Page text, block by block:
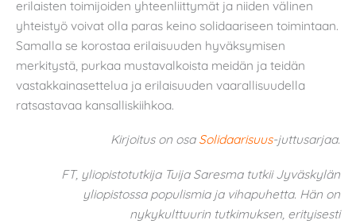
erilaisten toimijoiden yhteenliittymät ja niiden välinen
yhteistyö voivat olla paras keino solidaariseen toimintaan.
Samalla se korostaa erilaisuuden hyväksymisen
merkitystä, purkaa mustavalkoista meidän ja teidän
vastakkainasettelua ja erilaisuuden vaarallisuudella
ratsastavaa kansalliskiihkoa.
Kirjoitus on osa Solidaarisuus-juttusarjaa.
FT, yliopistotutkija Tuija Saresma tutkii Jyväskylän
yliopistossa populismia ja vihapuhetta. Hän on
nykykulttuurin tutkimuksen, erityisesti